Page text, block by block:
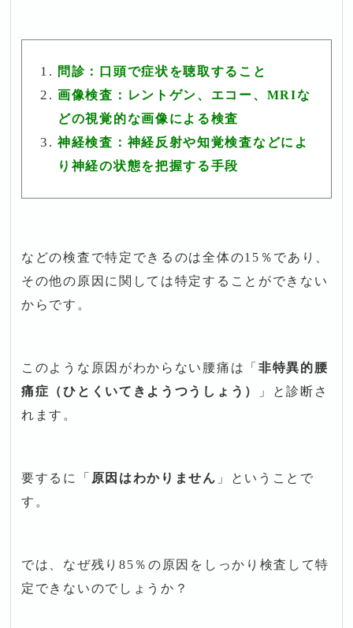
問診：口頭で症状を聴取すること
画像検査：レントゲン、エコー、MRIな
どの視覚的な画像による検査
神経検査：神経反射や知覚検査などによ
り神経の状態を把握する手段
などの検査で特定できるのは全体の15％であり、
その他の原因に関しては特定することができない
からです。
このような原因がわからない腰痛は「 非特異的腰
痛症（ひとくいてきようつうしょう）
」と診断さ
れます。
要するに「 原因はわかりません 」ということで
す。
では、なぜ残り85％の原因をしっかり検査して特
定できないのでしょうか？